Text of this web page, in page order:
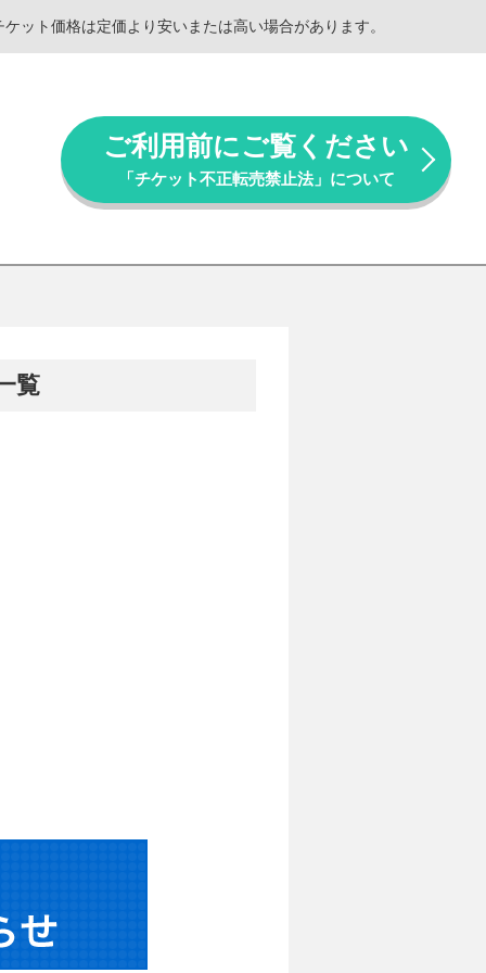
ット価格は定価より安いまたは高い場合があります。
ご利用前にご覧ください
「チケット不正転売禁止法」について
覧